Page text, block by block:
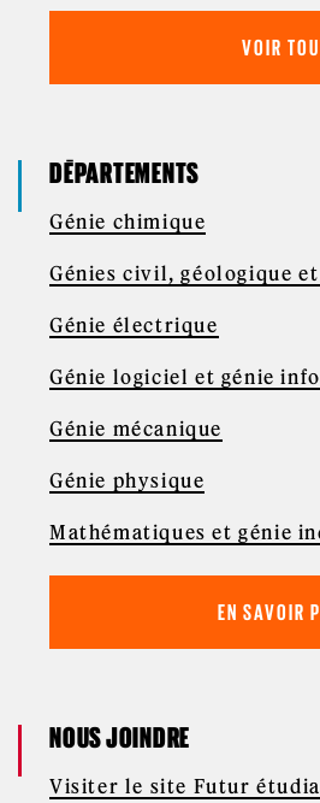
VOIR
DÉPARTEMENTS
Génie chimique
Génies civil, géologique
Génie électrique
Génie logiciel et génie
Génie mécanique
Génie physique
Mathématiques et génie
EN SAVOIR
NOUS JOINDRE
Visiter le site Futur